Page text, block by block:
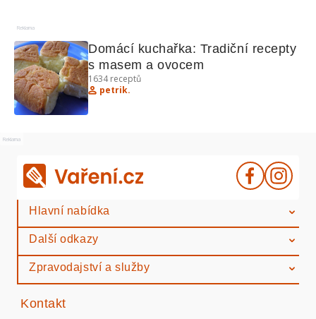
Reklama
Domácí kuchařka: Tradiční recepty
s masem a ovocem
1634receptů
petrik.
Reklama
Hlavní nabídka
Další odkazy
Zpravodajství a služby
Kontakt